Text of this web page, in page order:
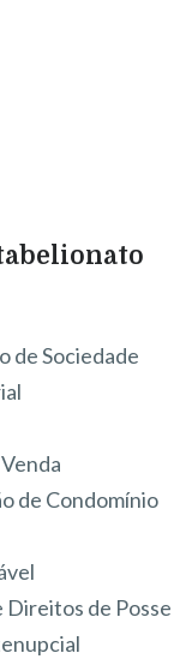
de Sociedade
de Condomínio
Direitos de Posse